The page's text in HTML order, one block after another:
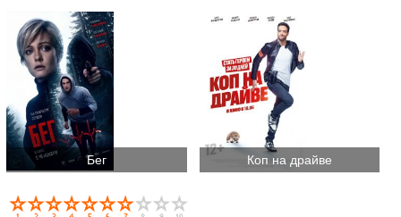
Бег Коп на драйве